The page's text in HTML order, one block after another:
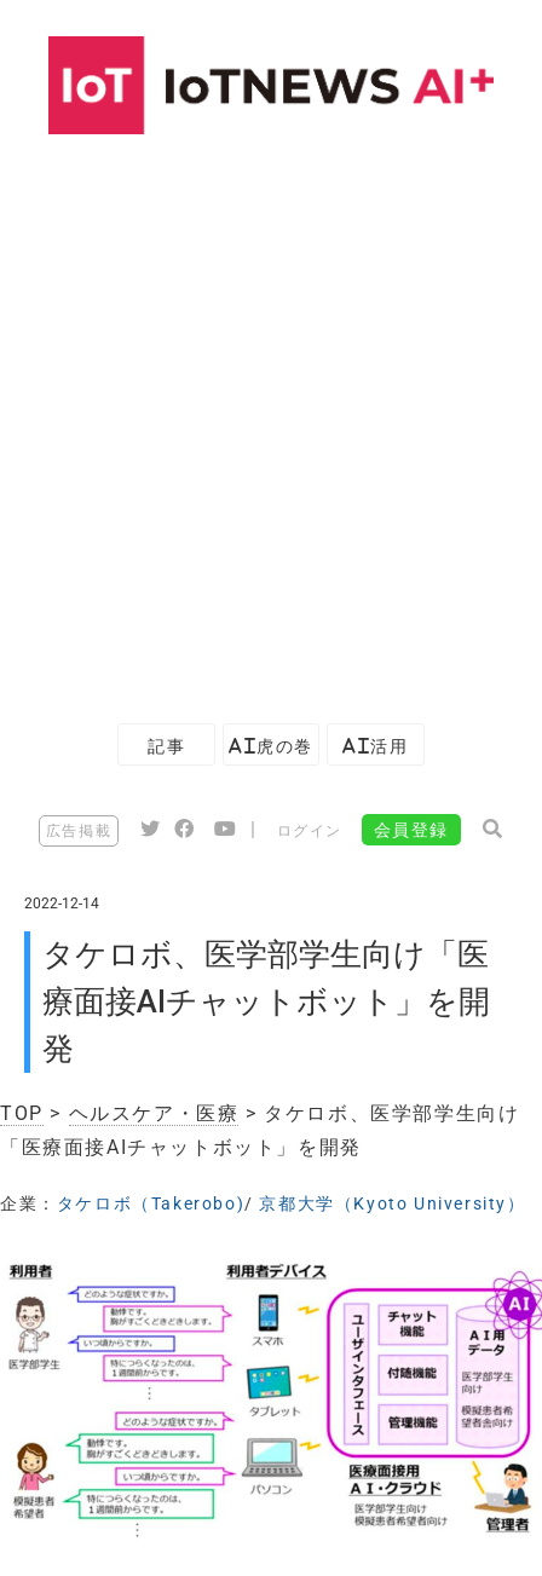
記事 AI虎の巻 AI活用
広告掲載 ログイン 会員登録
2022-12-14
タケロボ、医学部学生向け「医
療面接AIチャットボット」を開
発
TOP > ヘルスケア・医療 > タケロボ、医学部学生向け
「医療面接AIチャットボット」を開発
企業： タケロボ（Takerobo)/京都大学（Kyoto University）